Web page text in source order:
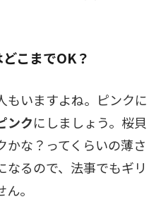
こまでOK？
もいますよね。ピンクに
ンクにしましょう。桜貝
かな？ってくらいの薄さ
るので、法事でもギリ
。